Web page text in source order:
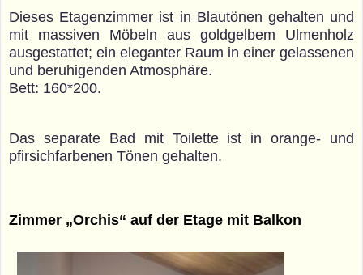
Dieses Etagenzimmer ist in Blautönen gehalten und
mit massiven Möbeln aus goldgelbem Ulmenholz
ausgestattet; ein eleganter Raum in einer gelassenen
und beruhigenden Atmosphäre.
Bett: 160*200.
Das separate Bad mit Toilette ist in orange- und
pfirsichfarbenen Tönen gehalten.
Zimmer „Orchis“ auf der Etage mit Balkon